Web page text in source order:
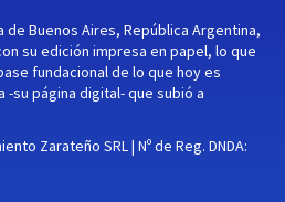
Buenos Aires, República Argentina,
su edición impresa en papel, lo que
fundacional de lo que hoy es
-su página digital- que subió a
Zarateño SRL | Nº de Reg. DNDA: